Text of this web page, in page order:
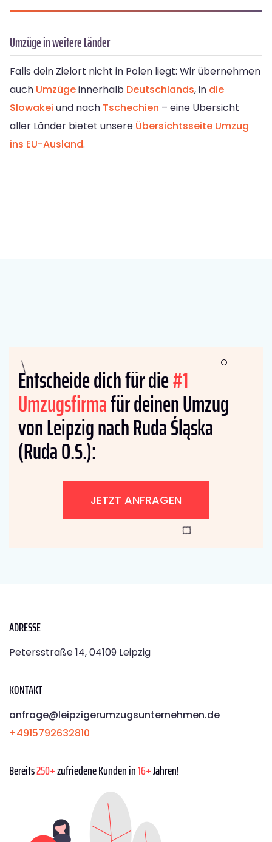
Umzüge in weitere Länder
Falls dein Zielort nicht in Polen liegt: Wir übernehmen
auch Umzügeinnerhalb Deutschlands, in die
Slowakei und nach Tschechien – eine Übersicht
aller Länder bietet unsere Übersichtsseite Umzug
ins EU-Ausland.
Entscheide dich für die#1
Umzugsfirmafür deinen Umzug
von Leipzig nach Ruda Śląska
(Ruda O.S.):
JETZT ANFRAGEN
ADRESSE
Petersstraße 14, 04109 Leipzig
KONTAKT
anfrage@leipzigerumzugsunternehmen.de
+4915792632810
Bereits250+zufriedene Kunden in16+Jahren!